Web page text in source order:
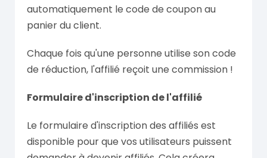
automatiquement le code de coupon au
panier du client.
Chaque fois qu'une personne utilise son code
de réduction, l'affilié reçoit une commission !
Formulaire d'inscription de l'affilié
Le formulaire d'inscription des affiliés est
disponible pour que vos utilisateurs puissent